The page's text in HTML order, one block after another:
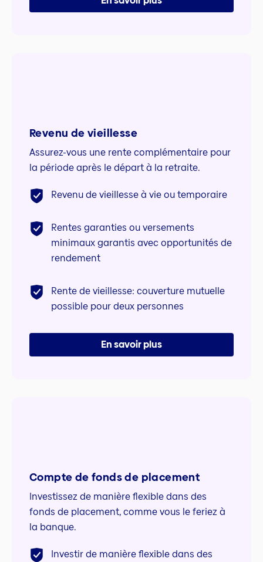
Revenu de vieillesse
Assurez-vous une rente complémentaire pour
la période après le départ à la retraite.
Revenu de vieillesse à vie ou temporaire
Rentes garanties ou versements
minimaux garantis avec opportunités de
rendement
Rente de vieillesse: couverture mutuelle
possible pour deux personnes
En savoir plus
Compte de fonds de placement
Investissez de manière flexible dans des
fonds de placement, comme vous le feriez à
la banque.
Investir de manière flexible dans des